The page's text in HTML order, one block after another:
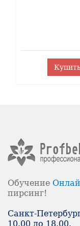
Купить
Обучение
пирсинг!
Санкт-
10.00 до 18.00.